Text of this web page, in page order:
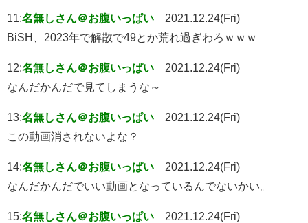
11:名無しさん＠お腹いっぱい
2021.12.24(Fri)
BiSH、2023年で解散で49とか荒れ過ぎわろｗｗｗ
12:名無しさん＠お腹いっぱい
2021.12.24(Fri)
なんだかんだで見てしまうな～
13:名無しさん＠お腹いっぱい
2021.12.24(Fri)
この動画消されないよな？
14:名無しさん＠お腹いっぱい
2021.12.24(Fri)
なんだかんだでいい動画となっているんでないかい。
15:名無しさん＠お腹いっぱい
2021.12.24(Fri)